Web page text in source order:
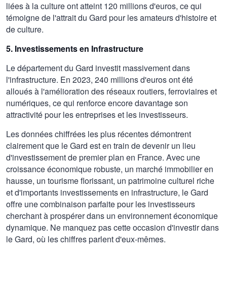
liées à la culture ont atteint 120 millions d'euros, ce qui
témoigne de l'attrait du Gard pour les amateurs d'histoire et
de culture.
5. Investissements en Infrastructure
Le département du Gard investit massivement dans
l'infrastructure. En 2023, 240 millions d'euros ont été
alloués à l'amélioration des réseaux routiers, ferroviaires et
numériques, ce qui renforce encore davantage son
attractivité pour les entreprises et les investisseurs.
Les données chiffrées les plus récentes démontrent
clairement que le Gard est en train de devenir un lieu
d'investissement de premier plan en France. Avec une
croissance économique robuste, un marché immobilier en
hausse, un tourisme florissant, un patrimoine culturel riche
et d'importants investissements en infrastructure, le Gard
offre une combinaison parfaite pour les investisseurs
cherchant à prospérer dans un environnement économique
dynamique. Ne manquez pas cette occasion d'investir dans
le Gard, où les chiffres parlent d'eux-mêmes.